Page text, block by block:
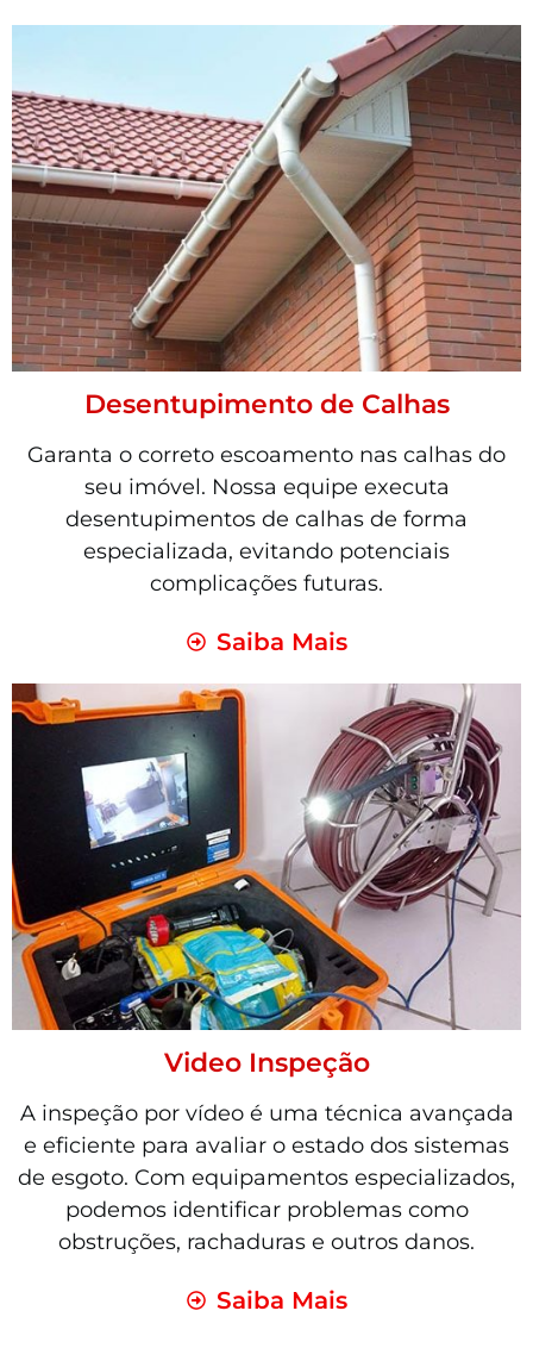
Desentupimento de Calhas
Garanta o correto escoamento nas calhas do
seu imóvel. Nossa equipe executa
desentupimentos de calhas de forma
especializada, evitando potenciais
complicações futuras.
Saiba Mais
Video Inspeção
A inspeção por vídeo é uma técnica avançada
e eficiente para avaliar o estado dos sistemas
de esgoto. Com equipamentos especializados,
podemos identificar problemas como
obstruções, rachaduras e outros danos.
Saiba Mais